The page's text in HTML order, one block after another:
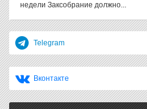
недели Заксобрание должно...
Telegram
Вконтакте